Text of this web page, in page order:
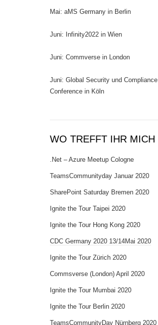
Mai: aMS Germany in Berlin
Juni: Infinity2022 in Wien
Juni: Commverse in London
Juni: Global Security und Compliance
Conference in Köln
WO TREFFT IHR MICH
.Net – Azure Meetup Cologne
TeamsCommunityday Januar 2020
SharePoint Saturday Bremen 2020
Ignite the Tour Taipei 2020
Ignite the Tour Hong Kong 2020
CDC Germany 2020 13/14Mai 2020
Ignite the Tour Zürich 2020
Commsverse (London) April 2020
Ignite the Tour Mumbai 2020
Ignite the Tour Berlin 2020
TeamsCommunityDay Nürnberg 2020